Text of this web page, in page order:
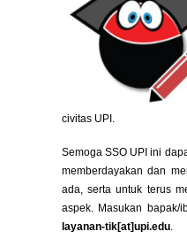
civitas UPI.
Semoga SSO UPI ini
memberdayakan dan
ada, serta untuk terus
aspek. Masukan bapak/
layanan-tik[at]upi.edu.